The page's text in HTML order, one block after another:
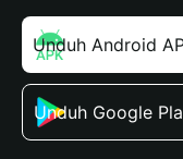
Unduh Android
Unduh Google